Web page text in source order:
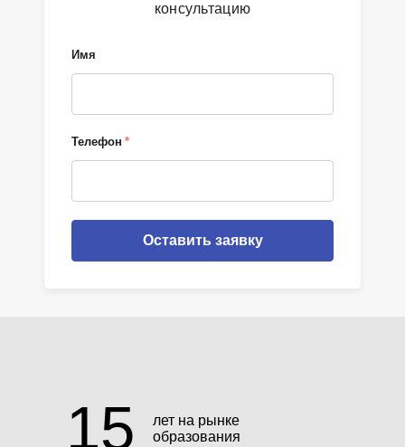
консультацию
Имя
Телефон *
Оставить заявку
15
лет на рынке
образования